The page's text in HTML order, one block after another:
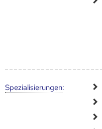
Speziali­sierungen: